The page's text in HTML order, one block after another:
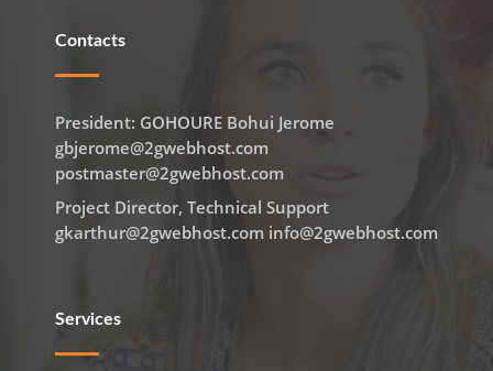
Contacts
President: GOHOURE Bohui Jerome
gbjerome@2gwebhost.com
postmaster@2gwebhost.com
Project Director, Technical Support
gkarthur@2gwebhost.com info@2gwebhost.com
Services